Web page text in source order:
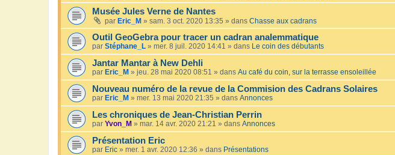
Musée Jules Verne de Nantes
par Eric_M » sam. 3 oct. 2020 13:35 » dans Chasse aux cadrans
Outil GeoGebra pour tracer un cadran analemmatique
par Stéphane_L » mer. 8 juil. 2020 14:41 » dans Le coin des débutants
Jantar Mantar à New Dehli
par Eric_M » jeu. 28 mai 2020 08:51 » dans Au café du coin, sur la terrasse ensoleillée
Nouveau numéro de la revue de la Commision des Cadrans Solaires
par Eric_M » mer. 13 mai 2020 21:35 » dans Annonces
Les chroniques de Jean-Christian Perrin
par Yvon_M » mar. 14 avr. 2020 21:21 » dans Annonces
Présentation Eric
par Eric » mer. 1 avr. 2020 12:36 » dans Présentations